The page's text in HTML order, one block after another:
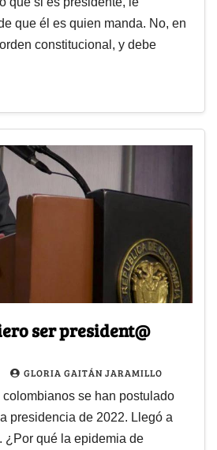
que él es quien manda. No, en
constitucional, y debe
ser president@
GLORIA GAITÁN JARAMILLO
se han postulado
presidencia de 2022. Llegó a
¿Por qué la epidemia de